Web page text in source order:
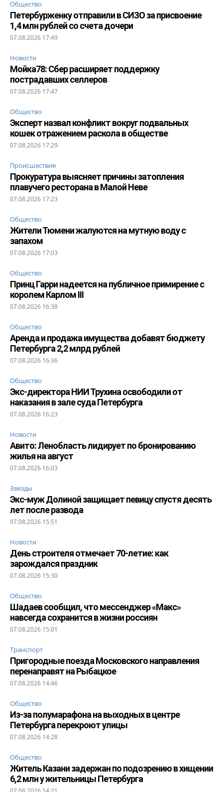
Общество
Петербурженку отправили в СИЗО за присвоение
1,4 млн рублей со счета дочери
07.08.2026 17:49
Новости
Мойка78: Сбер расширяет поддержку
пострадавших селлеров
07.08.2026 17:47
Общество
Эксперт назвал конфликт вокруг подвальных
кошек отражением раскола в обществе
07.08.2026 17:29
Происшествия
Прокуратура выясняет причины затопления
плавучего ресторана в Малой Неве
07.08.2026 17:23
Общество
Жители Тюмени жалуются на мутную воду с
запахом
07.08.2026 17:03
Общество
Принц Гарри надеется на публичное примирение с
королем Карлом III
07.08.2026 16:38
Общество
Аренда и продажа имущества добавят бюджету
Петербурга 2,2 млрд рублей
07.08.2026 16:36
Общество
Экс-директора НИИ Трухина освободили от
наказания в зале суда Петербурга
07.08.2026 16:23
Новости
Авито: Ленобласть лидирует по бронированию
жилья на август
07.08.2026 16:03
Звезды
Экс-муж Долиной защищает певицу спустя десять
лет после развода
07.08.2026 15:51
Новости
День строителя отмечает 70-летие: как
зарождался праздник
07.08.2026 15:30
Общество
Шадаев сообщил, что мессенджер «Макс»
навсегда сохранится в жизни россиян
07.08.2026 15:01
Транспорт
Пригородные поезда Московского направления
перенаправят на Рыбацкое
07.08.2026 14:46
Общество
Из-за полумарафона на выходных в центре
Петербурга перекроют улицы
07.08.2026 14:28
Общество
Житель Казани задержан по подозрению в хищении
6,2 млн у жительницы Петербурга